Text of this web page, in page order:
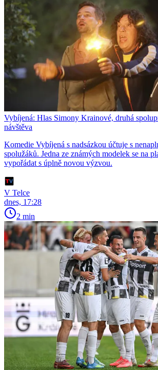
Vybíjená: Hlas Simony Krainové, druhá
návštěva
Komedie Vybíjená s nadsázkou účtuje s
spolužáků. Jedna ze známých modelek se na
vypořádat s úplně novou výzvou.
V Telce
dnes, 17:28
2 min